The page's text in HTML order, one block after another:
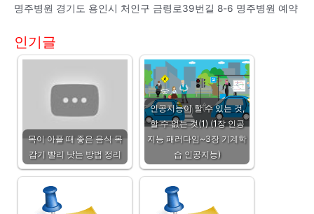
명주병원 경기도 용인시 처인구 금령로39번길 8-6 명주병원 예약
인기글
목이 아플 때 좋은 음식 목
감기 빨리 낫는 방법 정리
인공지능이 할 수 있는 것,
할 수 없는 것(1) (1장 인공
지능 패러다임~3장 기계학
습 인공지능)